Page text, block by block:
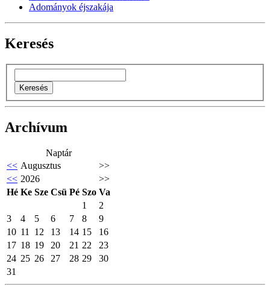
Adományok éjszakája
Keresés
Archívum
Naptár
<< Augusztus
>>
<< 2026
>>
Hé Ke Sze Csü Pé Szo Va
1
2
3
4 5 6 7 8
9
10 11 12 13 14 15
16
17 18 19 20 21 22
23
24 25 26 27 28 29
30
31